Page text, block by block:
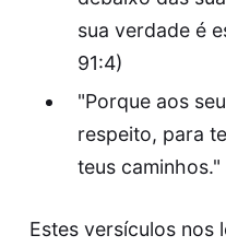
sua verdade é
91:4)
"Porque aos
respeito, para
teus caminhos."
Estes versículos nos